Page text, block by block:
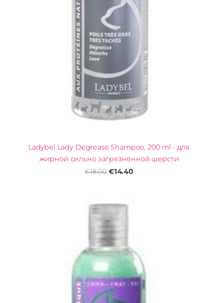
Ladybel Lady Degrease Shampoo, 200 ml - для
жирной сильно загрязненной шерсти
€18.00 €14.40